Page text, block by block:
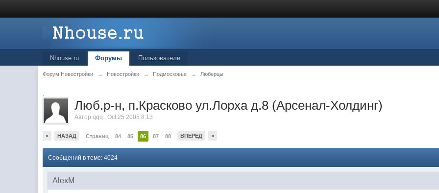
Nhouse.ru Форумы Пользователи
Форум Новостройки → Новостройки → Подмосковье → Люберцы
.
Люб.р-н, п.Красково ул.Лорха д.8 (Арсенал-Холдинг)
Авторqqq ,Oct 25 2005 8:13
« НАЗАД Страниц 84 85 86 87 88 ВПЕРЕД »
Сообщений в теме: 4024
AlexM